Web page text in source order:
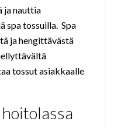
ja nauttia
spa tossuilla. Spa
ja hengittävästä
tossut asiakkaalle